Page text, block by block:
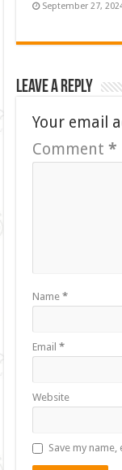
September 27,
Leave a Reply
Your email
Comment*
Name*
Email*
Website
Save my